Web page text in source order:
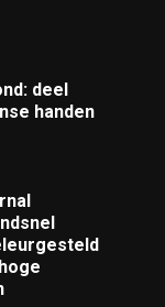
deel
handen